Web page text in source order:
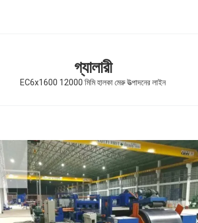
গ্যালারী
EC6x1600 12000 মিমি হালকা মেরু উত্পাদনের লাইন